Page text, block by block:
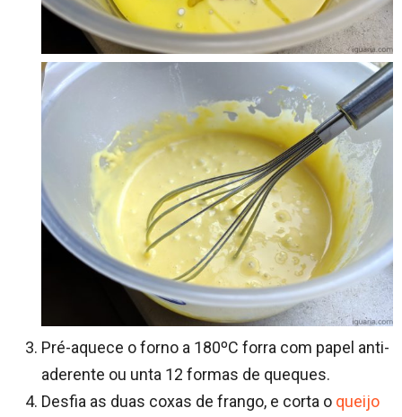
Pré-aquece o forno a 180ºC forra com papel anti-
aderente ou unta 12 formas de queques.
Desfia as duas coxas de frango, e corta o queijo